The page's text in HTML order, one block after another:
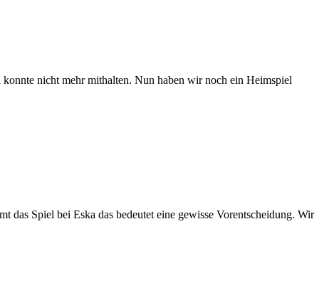
nicht mehr mithalten. Nun haben wir noch ein Heimspiel
Spiel bei Eska das bedeutet eine gewisse Vorentscheidung. Wir